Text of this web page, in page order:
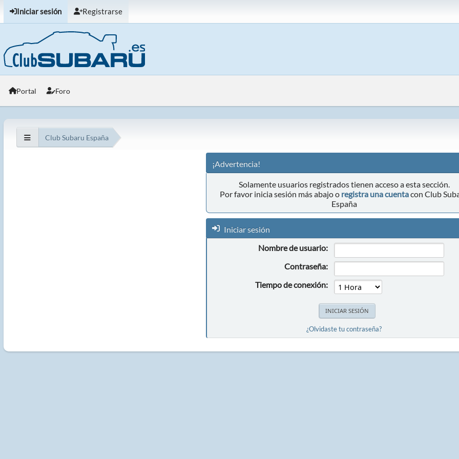
Iniciar sesión Registrarse
Portal Foro
Club Subaru España
¡Advertencia!
Solamente usuarios registrados tienen acceso a esta sección.
Por favor inicia sesión más abajo o registra una cuentacon Club
España
Iniciar sesión
Nombre de usuario:
Contraseña:
Tiempo de conexión:
¿Olvidaste tu contraseña?